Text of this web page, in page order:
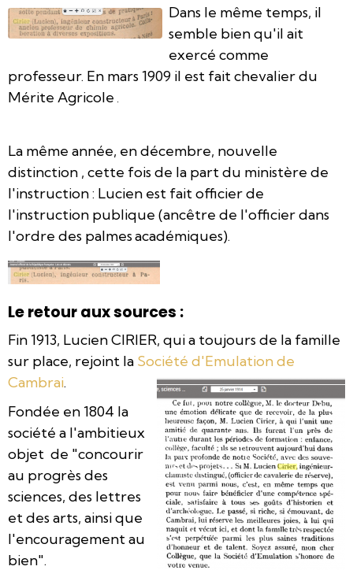
Dans le même temps, il
semble bien qu'il ait
exercé comme
professeur. En mars 1909 il est fait chevalier du
Mérite Agricole .
La même année, en décembre, nouvelle
distinction , cette fois de la part du ministère de
l'instruction : Lucien est fait officier de
l'instruction publique (ancêtre de l'officier dans
l'ordre des palmesacadémiques).
Le retour aux sources :
Fin 1913, Lucien CIRIER, qui a toujours de la famille
sur place, rejoint la Société d'Emulation de
Cambrai.
Fondée en 1804 la
société a l'ambitieux
objet de "concourir
au progrès des
sciences, des lettres
et des arts, ainsi que
l'encouragement au
bien".